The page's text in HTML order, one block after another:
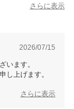
さらに表示
2026/07/15
います。
し上げます。
ただいていると
さらに表示